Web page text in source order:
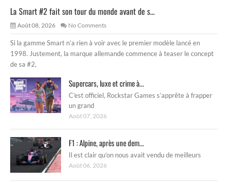
La Smart #2 fait son tour du monde avant de s...
Août 08, 2026 No Comments
Si la gamme Smart n’a rien à voir avec le premier modèle lancé en
1998. Justement, la marque allemande commence à teaser le concept
de sa #2,
Supercars, luxe et crime à...
C’est officiel, Rockstar Games s’apprête à frapper
un grand
Août 07, 2026
F1 : Alpine, après une dem...
Il est clair qu’on nous avait vendu de meilleurs
Août 06, 2026